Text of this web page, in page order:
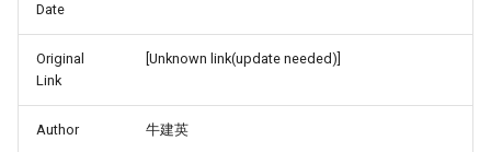
Date
Original
Link
[Unknown link(update needed)]
Author 牛建英